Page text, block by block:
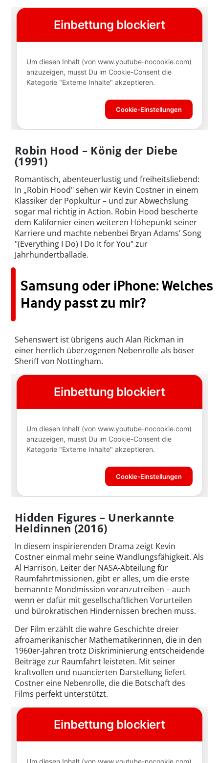
Robin Hood – König der Diebe
(1991)
Romantisch, abenteuerlustig und freiheitsliebend:
In „Robin Hood" sehen wir Kevin Costner in einem
Klassiker der Popkultur – und zur Abwechslung
sogar mal richtig in Action. Robin Hood bescherte
dem Kalifornier einen weiteren Höhepunkt seiner
Karriere und machte nebenbei Bryan Adams' Song
"(Everything I Do) I Do It for You" zur
Jahrhundertballade.
Samsung oder iPhone: Welches
Handy passt zu mir?
Sehenswert ist übrigens auch Alan Rickman in
einer herrlich überzogenen Nebenrolle als böser
Sheriff von Nottingham.
Hidden Figures – Unerkannte
Heldinnen (2016)
In diesem inspirierenden Drama zeigt Kevin
Costner einmal mehr seine Wandlungsfähigkeit. Als
Al Harrison, Leiter der NASA-Abteilung für
Raumfahrtmissionen, gibt er alles, um die erste
bemannte Mondmission voranzutreiben – auch
wenn er dafür mit gesellschaftlichen Vorurteilen
und bürokratischen Hindernissen brechen muss.
Der Film erzählt die wahre Geschichte dreier
afroamerikanischer Mathematikerinnen, die in den
1960er-Jahren trotz Diskriminierung entscheidende
Beiträge zur Raumfahrt leisteten. Mit seiner
kraftvollen und nuancierten Darstellung liefert
Costner eine Nebenrolle, die die Botschaft des
Films perfekt unterstützt.